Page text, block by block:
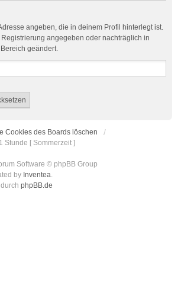
angeben, die in deinem Profil hinterlegt ist.
angegeben oder nachträglich in
geändert.
Cookies des Boards löschen
Stunde [ Sommerzeit ]
Software © phpBB Group
by Inventea.
phpBB.de